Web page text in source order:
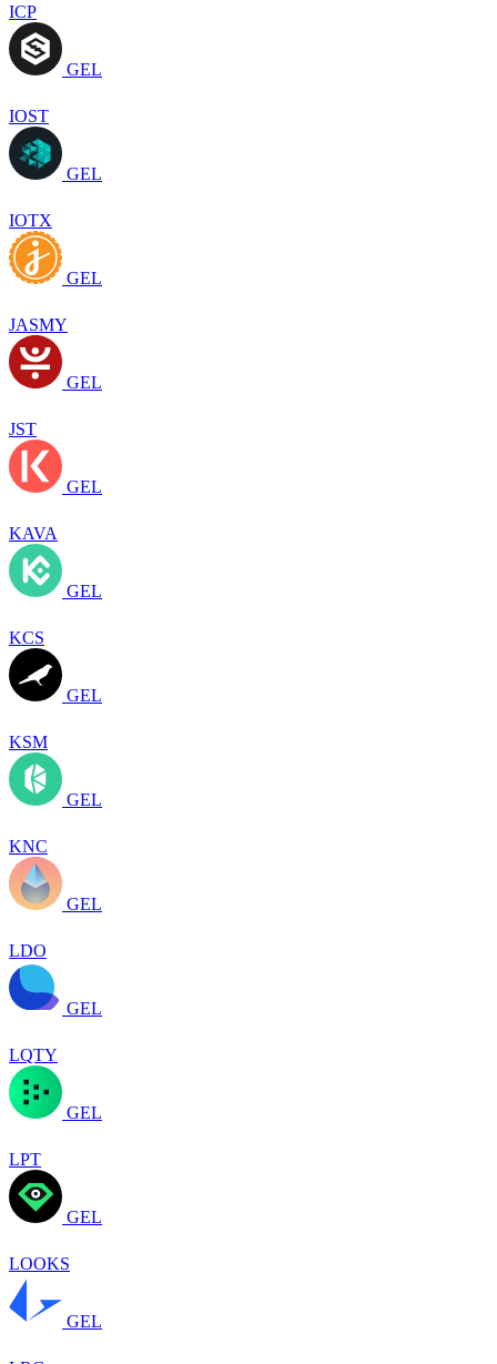
ICP
GEL
IOST
GEL
IOTX
GEL
JASMY
GEL
JST
GEL
KAVA
GEL
KCS
GEL
KSM
GEL
KNC
GEL
LDO
GEL
LQTY
GEL
LPT
GEL
LOOKS
GEL